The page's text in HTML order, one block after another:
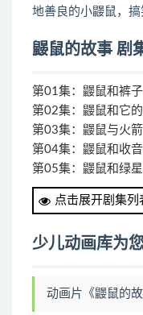
地善良的小鼹鼠，
鼹鼠的故事 剧
第01集：鼹鼠和裤子
第02集：鼹鼠和它
第03集：鼹鼠与火箭
第04集：鼹鼠和收
第05集：鼹鼠和绿
第06集：鼹鼠和口
第07集：鼹鼠是个园
第09集：鼹鼠和电
第11集：鼹鼠与棒棒
点击展开剧集列
少儿动画库为
动画片《鼹鼠的